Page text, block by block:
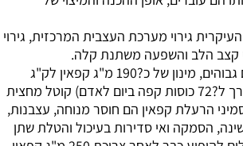
גירוי מערכת העצבית המרכזית, גירוי
קצב הלב והשפעה משתנת קלה.
הקפאין רעיל במינונים גבוהים, מינון של כ?190 מ"ג קפאין לק"ג
משקל גוף (מקביל בערך ל?72 כוסות קפה ביום לאדם) קוטל מחצית
הרעלת קפאין הם חוסר מנוחה, עצבנות,
הסמקה ואי סדירות בעיכול והטלת שתן